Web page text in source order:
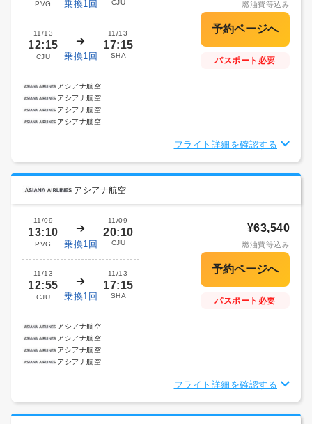
PVG 乗換1回 CJU
11/13
12:15
CJU 乗換1回
11/13
17:15
SHA
燃油費等込み
パスポート必要
アシアナ航空
アシアナ航空
アシアナ航空
アシアナ航空
フライト詳細を確認する
アシアナ航空
11/09
13:10
PVG 乗換1回
11/09
20:10
CJU
11/13
12:55
CJU 乗換1回
11/13
17:15
SHA
¥63,540
燃油費等込み
パスポート必要
アシアナ航空
アシアナ航空
アシアナ航空
アシアナ航空
フライト詳細を確認する